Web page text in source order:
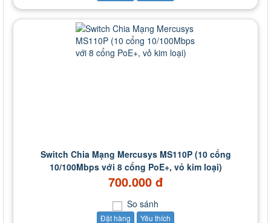
Switch Chia Mạng Mercusys MS110P (10 cổng
10/100Mbps với 8 cổng PoE+, vỏ kim loại)
700.000 đ
So sánh
Đặt hàng Yêu thích